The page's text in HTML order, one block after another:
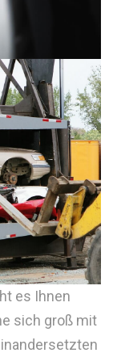
es Ihnen
sich groß mit